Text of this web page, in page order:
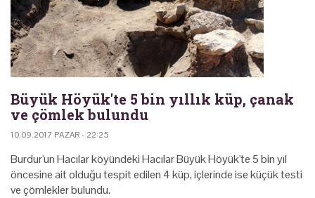
Büyük Höyük'te 5 bin yıllık küp, çanak
ve çömlek bulundu
10.09.2017 PAZAR - 22:25
Burdur'un Hacılar köyündeki Hacılar Büyük Höyük'te 5 bin yıl
öncesine ait olduğu tespit edilen 4 küp, içlerinde ise küçük testi
ve çömlekler bulundu.